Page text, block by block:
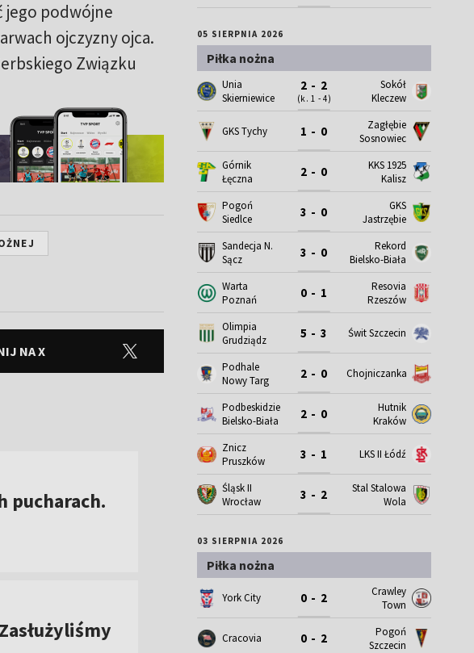
jego podwójne
ojczyzny ojca.
Związku
NA X
pucharach.
05 SIERPNIA 2026
Piłka nożna
Unia
Skierniewice
2 - 2
(k. 1 - 4)
Sokół
Kleczew
GKS Tychy 1 - 0
Zagłębie
Sosnowiec
Górnik
Łęczna
2 - 0
KKS 1925
Kalisz
Pogoń
Siedlce
3 - 0
GKS
Jastrzębie
Sandecja N.
Sącz
3 - 0
Rekord
Bielsko-Biała
Warta
Poznań
0 - 1
Resovia
Rzeszów
Olimpia
Grudziądz
5 - 3 Świt Szczecin
Podhale
Nowy Targ
2 - 0 Chojniczanka
Podbeskidzie
Bielsko-Biała
2 - 0
Hutnik
Kraków
Znicz
Pruszków
3 - 1 LKS II Łódź
Śląsk II
Wrocław
3 - 2
Stal Stalowa
Wola
03 SIERPNIA 2026
Piłka nożna
York City 0 - 2
Crawley
Town
Cracovia 0 - 2
Pogoń
Szczecin